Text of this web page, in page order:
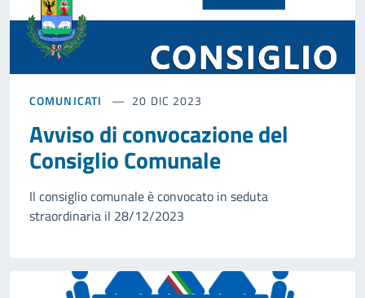
COMUNICATI 20 DIC 2023
Avviso di convocazione del
Consiglio Comunale
Il consiglio comunale è convocato in seduta
straordinaria il 28/12/2023